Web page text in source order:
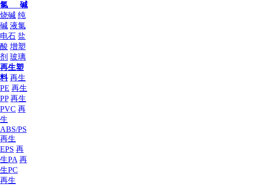
氯 碱
烧碱 纯
碱 液氯
电石 盐
酸 增塑
剂 玻璃
再生塑
料 再生
PE 再生
PP 再生
PVC 再
生
ABS/PS
再生
EPS 再
生PA 再
生PC
再生